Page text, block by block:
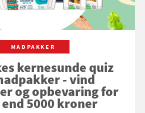
MADPAKKER
kernesunde quiz
- vind
og opbevaring for
5000 kroner